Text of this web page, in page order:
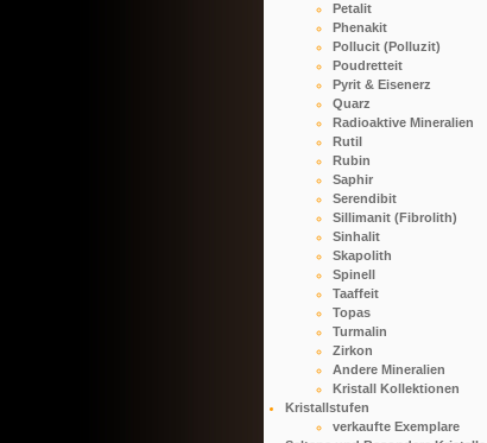
Petalit
Phenakit
Pollucit (Polluzit)
Poudretteit
Pyrit & Eisenerz
Quarz
Radioaktive Mineralien
Rutil
Rubin
Saphir
Serendibit
Sillimanit (Fibrolith)
Sinhalit
Skapolith
Spinell
Taaffeit
Topas
Turmalin
Zirkon
Andere Mineralien
Kristall Kollektionen
Kristallstufen
verkaufte Exemplare